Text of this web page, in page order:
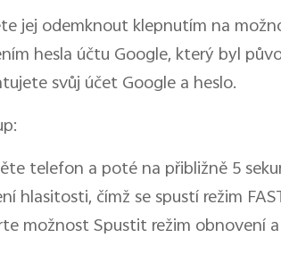
jej odemknout klepnutím na
hesla účtu Google, který byl
svůj účet Google a heslo.
telefon a poté na přibližně 5
hlasitosti, čímž se spustí režim
možnost Spustit režim obnovení